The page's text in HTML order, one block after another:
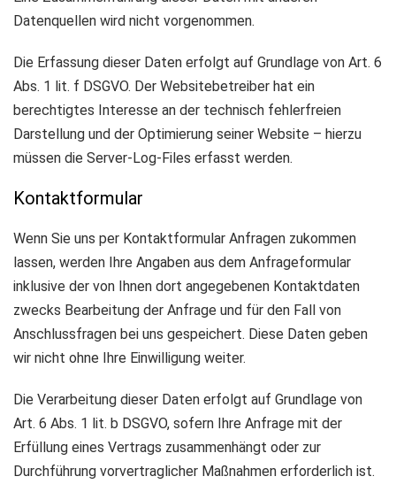
Datenquellen wird nicht vorgenommen.
Die Erfassung dieser Daten erfolgt auf Grundlage von Art. 6
Abs. 1 lit. f DSGVO. Der Websitebetreiber hat ein
berechtigtes Interesse an der technisch fehlerfreien
Darstellung und der Optimierung seiner Website – hierzu
müssen die Server-Log-Files erfasst werden.
Kontaktformular
Wenn Sie uns per Kontaktformular Anfragen zukommen
lassen, werden Ihre Angaben aus dem Anfrageformular
inklusive der von Ihnen dort angegebenen Kontaktdaten
zwecks Bearbeitung der Anfrage und für den Fall von
Anschlussfragen bei uns gespeichert. Diese Daten geben
wir nicht ohne Ihre Einwilligung weiter.
Die Verarbeitung dieser Daten erfolgt auf Grundlage von
Art. 6 Abs. 1 lit. b DSGVO, sofern Ihre Anfrage mit der
Erfüllung eines Vertrags zusammenhängt oder zur
Durchführung vorvertraglicher Maßnahmen erforderlich ist.